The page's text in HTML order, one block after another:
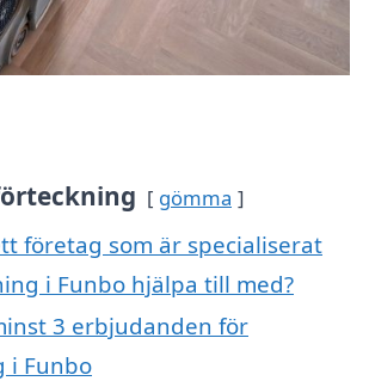
gömma
företag som är specialiserat
i Funbo hjälpa till med?
3 erbjudanden för
i Funbo